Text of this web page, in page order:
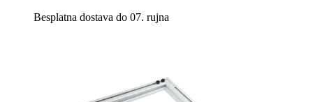
Besplatna dostava do 07. rujna